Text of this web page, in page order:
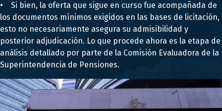
• Si bien, la oferta que sigue en curso fue acompañada de
los documentos mínimos exigidos en las bases de licitación,
esto no necesariamente asegura su admisibilidad y
posterior adjudicación. Lo que procede ahora es la etapa de
análisis detallado por parte de la Comisión Evaluadora de la
Superintendencia de Pensiones.